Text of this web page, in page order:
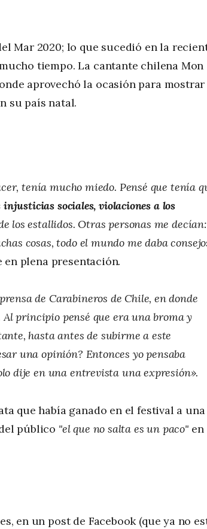
Mar 2020; lo que sucedió en la
tiempo. La cantante chilena Mon
aprovechó la ocasión para mostrar
su país natal.
tenía mucho miedo. Pensé que tenía
sociales, violaciones a los
los estallidos. Otras personas me decían:
cosas, todo el mundo me daba
plena presentación.
de Carabineros de Chile, en donde
principio pensé que era una broma y
hasta antes de subirme a este
una opinión? Entonces yo pensaba
dije en una entrevista una expresión».
que había ganado en el festival a una
público "el que no salta es un paco"en
en un post de Facebook (que ya no